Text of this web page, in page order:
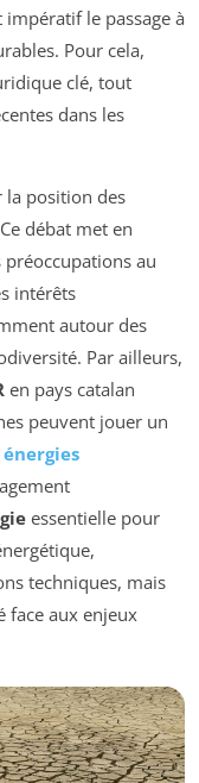
le passage à
Pour cela,
clé, tout
dans les
la position des
débat met en
au
intérêts
autour des
Par ailleurs,
en pays catalan
peuvent jouer un
énergies
essentielle pour
techniques, mais
face aux enjeux